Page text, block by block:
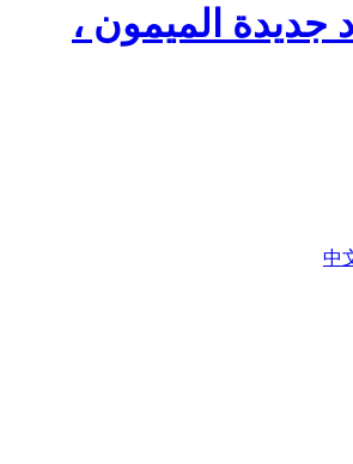
中